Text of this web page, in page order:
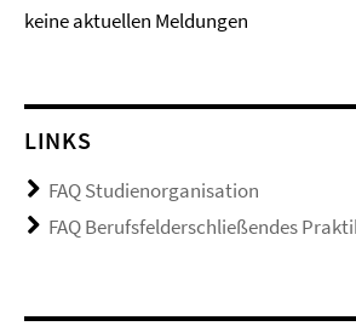
keine aktuellen Meldungen
LINKS
FAQ Studienorganisation
FAQ Berufsfelderschließendes